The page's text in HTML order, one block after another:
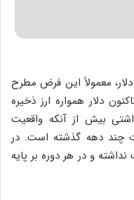
معمولاً این فرض مطرح
دلار همواره ارز ذخیره
بیش از آنکه واقعیت
چند دهه گذشته است. در
و در هر دوره بر پایه